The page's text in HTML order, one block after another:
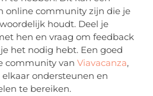
online community zijn die je
houdt. Deel je
hen en vraag om feedback
het nodig hebt. Een goed
community vanViavacanza,
ondersteunen en
te bereiken.